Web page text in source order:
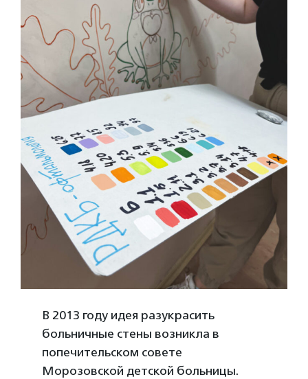
В 2013 году идея разукрасить
больничные стены возникла в
попечительском совете
Морозовской детской больницы.